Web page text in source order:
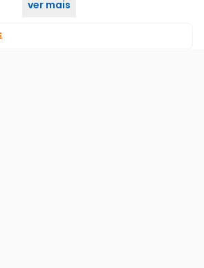
ver mais